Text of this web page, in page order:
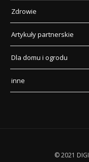
Zdrowie
Artykuły partnerskie
Dla domu i ogrodu
inne
© 2021